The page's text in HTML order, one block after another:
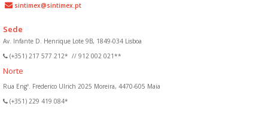
sintimex@sintimex.pt
Sede
Av. Infante D. Henrique Lote 9B, 1849-034 Lisboa
(+351) 217 577 212* // 912 002 021**
Norte
Rua Engº. Frederico Ulrich 2025 Moreira, 4470-605 Maia
(+351) 229 419 084*